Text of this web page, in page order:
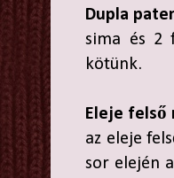
Dupla
sima és 2
kötünk.
Eleje felső
az eleje
sor elején